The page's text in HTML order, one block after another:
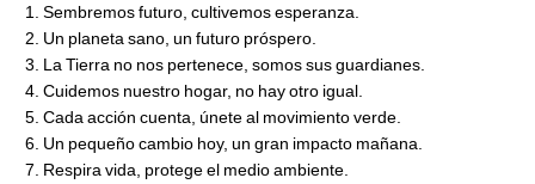
Sembremos futuro, cultivemos esperanza.
Un planeta sano, un futuro próspero.
La Tierra no nos pertenece, somos sus guardianes.
Cuidemos nuestro hogar, no hay otro igual.
Cada acción cuenta, únete al movimiento verde.
Un pequeño cambio hoy, un gran impacto mañana.
Respira vida, protege el medio ambiente.